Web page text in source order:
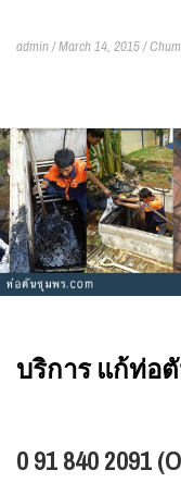
admin / March 14, 2015 /
บริการ แก้ท่อ
0 91 840 2091